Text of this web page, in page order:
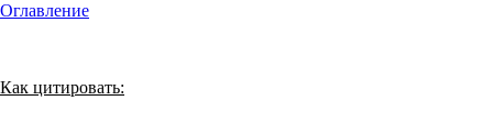
Оглавление
Как цитировать: